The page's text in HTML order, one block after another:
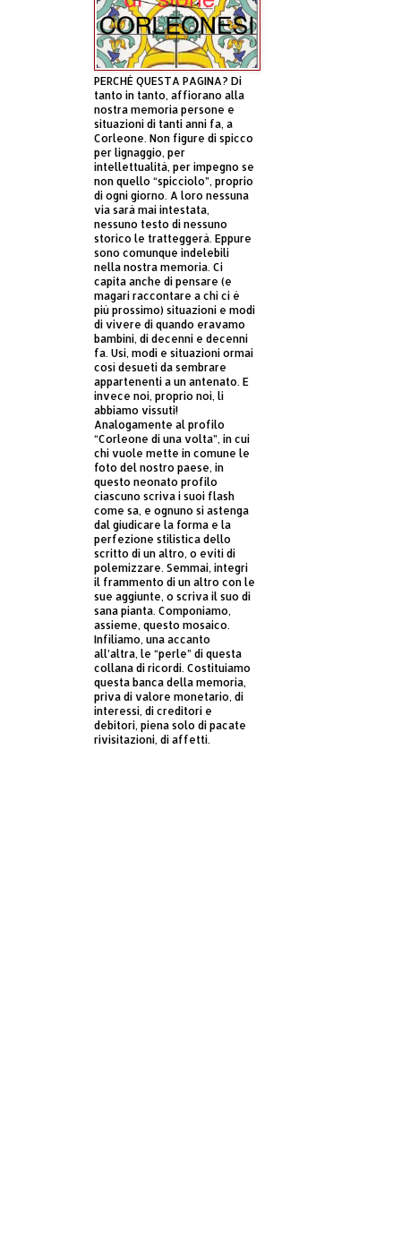
PERCHÈ QUESTA PAGINA? Di
tanto in tanto, affiorano alla
nostra memoria persone e
situazioni di tanti anni fa, a
Corleone. Non figure di spicco
per lignaggio, per
intellettualità, per impegno se
non quello “spicciolo”, proprio
di ogni giorno. A loro nessuna
via sarà mai intestata,
nessuno testo di nessuno
storico le tratteggerà. Eppure
sono comunque indelebili
nella nostra memoria. Ci
capita anche di pensare (e
magari raccontare a chi ci è
più prossimo) situazioni e modi
di vivere di quando eravamo
bambini, di decenni e decenni
fa. Usi, modi e situazioni ormai
così desueti da sembrare
appartenenti a un antenato. E
invece noi, proprio noi, li
abbiamo vissuti!
Analogamente al profilo
“Corleone di una volta”, in cui
chi vuole mette in comune le
foto del nostro paese, in
questo neonato profilo
ciascuno scriva i suoi flash
come sa, e ognuno si astenga
dal giudicare la forma e la
perfezione stilistica dello
scritto di un altro, o eviti di
polemizzare. Semmai, integri
il frammento di un altro con le
sue aggiunte, o scriva il suo di
sana pianta. Componiamo,
assieme, questo mosaico.
Infiliamo, una accanto
all’altra, le “perle” di questa
collana di ricordi. Costituiamo
questa banca della memoria,
priva di valore monetario, di
interessi, di creditori e
debitori, piena solo di pacate
rivisitazioni, di affetti.